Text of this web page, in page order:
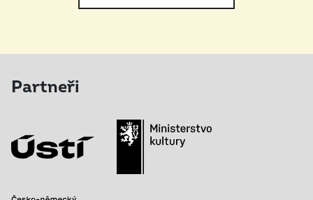
Partneři